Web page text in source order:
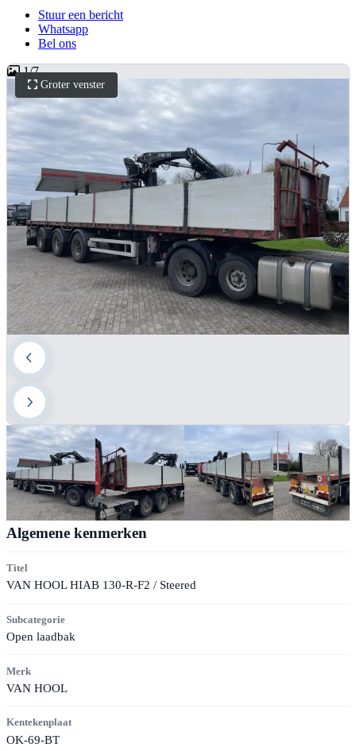
Stuur een bericht
Whatsapp
Bel ons
Groter venster
1/7
Algemene kenmerken
Titel
VAN HOOL HIAB 130-R-F2 / Steered
Subcategorie
Open laadbak
Merk
VAN HOOL
Kentekenplaat
OK-69-BT